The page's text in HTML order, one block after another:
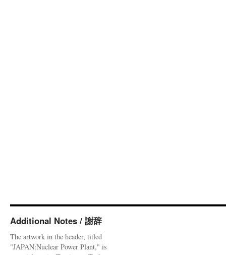
Additional Notes / 謝辞
The artwork in the header, titled
"JAPAN:Nuclear Power Plant," is